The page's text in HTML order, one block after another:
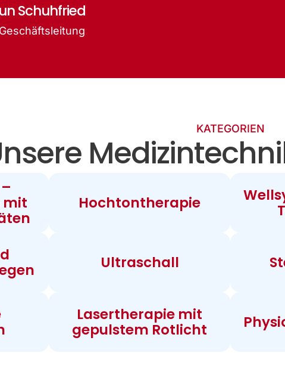
Schuhfried
KATEGORIEN
mit
Hochtontherapie
Ultraschall
Lasertherapie mit
gepulstem Rotlicht